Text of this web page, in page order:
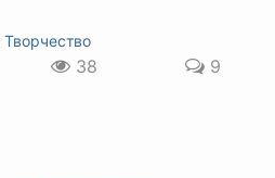
Творчество
38 9